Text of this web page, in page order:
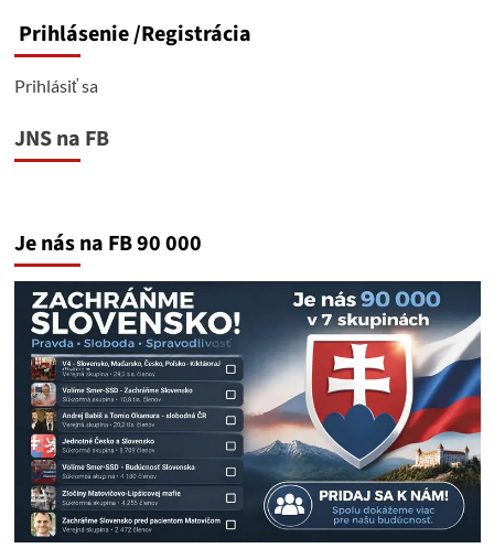
Prihlásenie/Registrácia
Prihlásiť sa
JNS na FB
Je nás na FB 90 000